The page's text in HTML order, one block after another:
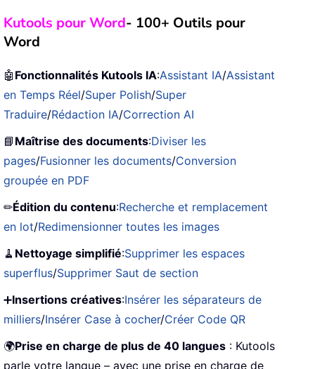
Kutools pour Word- 100+ Outils pour
Word
🤖 Fonctionnalités Kutools IA:Assistant IA/Assistant
en Temps Réel/Super Polish/Super
Traduire/Rédaction IA/Correction AI
📘 Maîtrise des documents:Diviser les
pages/Fusionner les documents/Conversion
groupée en PDF
✏Édition du contenu:Recherche et remplacement
en lot/Redimensionner toutes les images
🧹 Nettoyage simplifié:Supprimer les espaces
superflus/Supprimer Saut de section
➕Insertions créatives:Insérer les séparateurs de
milliers/Insérer Case à cocher/Créer Code QR
🌍Prise en charge de plus de 40 langues : Kutools
parle votre langue – avec une prise en charge de